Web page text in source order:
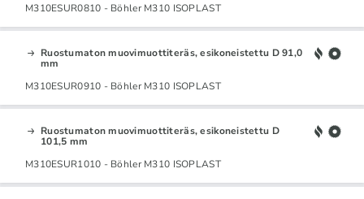
M310ESUR0810 - Böhler M310 ISOPLAST
Ruostumaton muovimuottiteräs, esikoneistettu D 91,0
mm
M310ESUR0910 - Böhler M310 ISOPLAST
Ruostumaton muovimuottiteräs, esikoneistettu D
101,5 mm
M310ESUR1010 - Böhler M310 ISOPLAST